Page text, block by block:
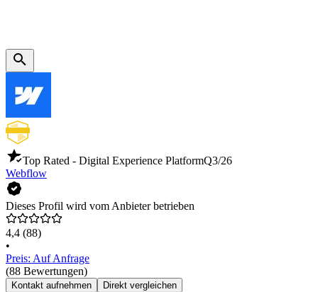
Top Rated - Digital Experience PlatformQ3/26
Webflow
Dieses Profil wird vom Anbieter betrieben
4,4 (88)
•
Preis: Auf Anfrage
(88 Bewertungen)
Kontakt aufnehmen Direkt vergleichen